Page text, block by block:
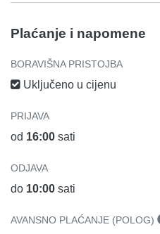
Plaćanje i napomene
BORAVIŠNA PRISTOJBA
Uključeno u cijenu
PRIJAVA
od 16:00 sati
ODJAVA
do 10:00 sati
AVANSNO PLAĆANJE (POLOG)